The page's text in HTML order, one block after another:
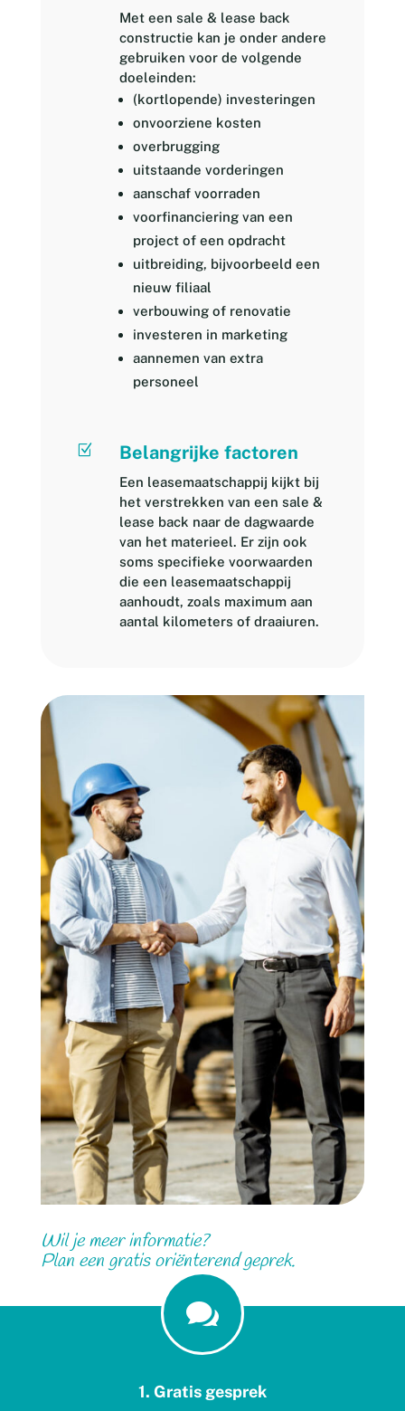
Met een sale & lease back
constructie kan je onder andere
gebruiken voor de volgende
doeleinden:
(kortlopende) investeringen
onvoorziene kosten
overbrugging
uitstaande vorderingen
aanschaf voorraden
voorfinanciering van een
project of een opdracht
uitbreiding, bijvoorbeeld een
nieuw filiaal
verbouwing of renovatie
investeren in marketing
aannemen van extra
personeel
Z Belangrijke factoren
Een leasemaatschappij kijkt bij
het verstrekken van een sale &
lease back naar de dagwaarde
van het materieel. Er zijn ook
soms specifieke voorwaarden
die een leasemaatschappij
aanhoudt, zoals maximum aan
aantal kilometers of draaiuren.
Wil je meer informatie?
Plan een gratis oriënterend geprek.

1. Gratis gesprek